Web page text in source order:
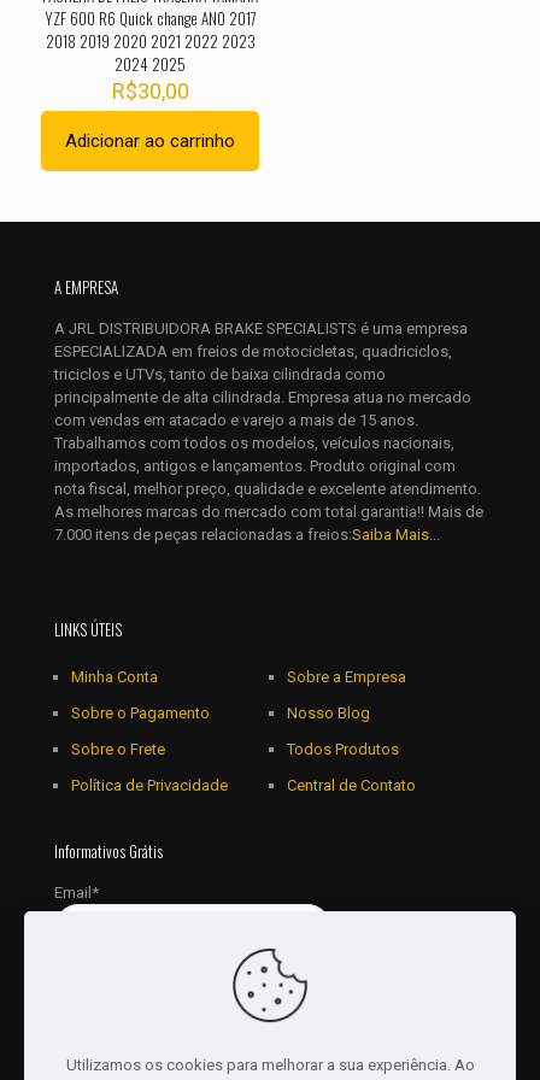
Salvar meus dados neste navegador para a próxima vez que
eu comentar.
YZF 600 R6 Quick change ANO 2017
2018 2019 2020 2021 2022 2023
2024 2025
R$30,00
Adicionar ao carrinho
A EMPRESA
A JRL DISTRIBUIDORA BRAKE SPECIALISTS é uma empresa
ESPECIALIZADA em freios de motocicletas, quadriciclos,
triciclos e UTVs, tanto de baixa cilindrada como
principalmente de alta cilindrada. Empresa atua no mercado
com vendas em atacado e varejo a mais de 15 anos.
Trabalhamos com todos os modelos, veículos nacionais,
importados, antigos e lançamentos. Produto original com
nota fiscal, melhor preço, qualidade e excelente atendimento.
As melhores marcas do mercado com total garantia!! Mais de
7.000 itens de peças relacionadas a freios:Saiba Mais...
LINKS ÚTEIS
Minha Conta
Sobre o Pagamento
Sobre o Frete
Política de Privacidade
Sobre a Empresa
Nosso Blog
Todos Produtos
Central de Contato
Informativos Grátis
Email*
Utilizamos os cookies para melhorar a sua experiência. Ao